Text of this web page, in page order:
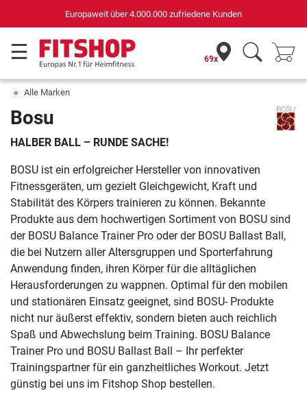
Europaweit über 4.000.000 zufriedene Kunden
69x
Alle Marken
Bosu
HALBER BALL – RUNDE SACHE!
BOSU ist ein erfolgreicher Hersteller von innovativen
Fitnessgeräten, um gezielt Gleichgewicht, Kraft und
Stabilität des Körpers trainieren zu können. Bekannte
Produkte aus dem hochwertigen Sortiment von BOSU sind
der BOSU Balance Trainer Pro oder der BOSU Ballast Ball,
die bei Nutzern aller Altersgruppen und Sporterfahrung
Anwendung finden, ihren Körper für die alltäglichen
Herausforderungen zu wappnen. Optimal für den mobilen
und stationären Einsatz geeignet, sind BOSU- Produkte
nicht nur äußerst effektiv, sondern bieten auch reichlich
Spaß und Abwechslung beim Training. BOSU Balance
Trainer Pro und BOSU Ballast Ball – Ihr perfekter
Trainingspartner für ein ganzheitliches Workout. Jetzt
günstig bei uns im Fitshop Shop bestellen.